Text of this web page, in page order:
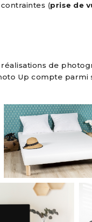
(prise de
de
Up compte parmi